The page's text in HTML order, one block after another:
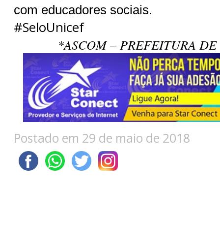
com educadores sociais.
#SeloUnicef
*ASCOM – PREFEITURA DE
Postado em 29 de maio de 2018